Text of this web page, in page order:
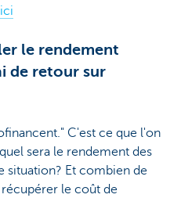
le rendement
de retour sur
C'est ce que l'on
sera le rendement des
situation? Et combien de
le coût de